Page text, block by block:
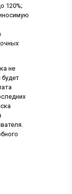
120%;
не